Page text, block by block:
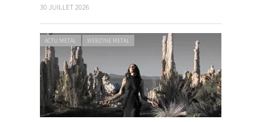
30 JUILLET 2026
ACTU METAL WEBZINE METAL